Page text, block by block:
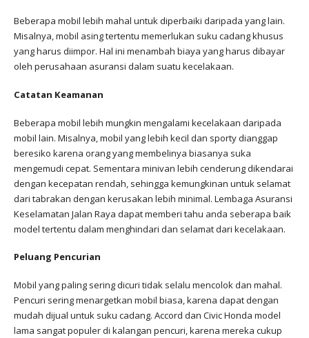
Beberapa mobil lebih mahal untuk diperbaiki daripada yang lain.
Misalnya, mobil asing tertentu memerlukan suku cadang khusus
yang harus diimpor. Hal ini menambah biaya yang harus dibayar
oleh perusahaan asuransi dalam suatu kecelakaan.
Catatan Keamanan
Beberapa mobil lebih mungkin mengalami kecelakaan daripada
mobil lain. Misalnya, mobil yang lebih kecil dan sporty dianggap
beresiko karena orang yang membelinya biasanya suka
mengemudi cepat. Sementara minivan lebih cenderung dikendarai
dengan kecepatan rendah, sehingga kemungkinan untuk selamat
dari tabrakan dengan kerusakan lebih minimal. Lembaga Asuransi
Keselamatan Jalan Raya dapat memberi tahu anda seberapa baik
model tertentu dalam menghindari dan selamat dari kecelakaan.
Peluang Pencurian
Mobil yang paling sering dicuri tidak selalu mencolok dan mahal.
Pencuri sering menargetkan mobil biasa, karena dapat dengan
mudah dijual untuk suku cadang. Accord dan Civic Honda model
lama sangat populer di kalangan pencuri, karena mereka cukup